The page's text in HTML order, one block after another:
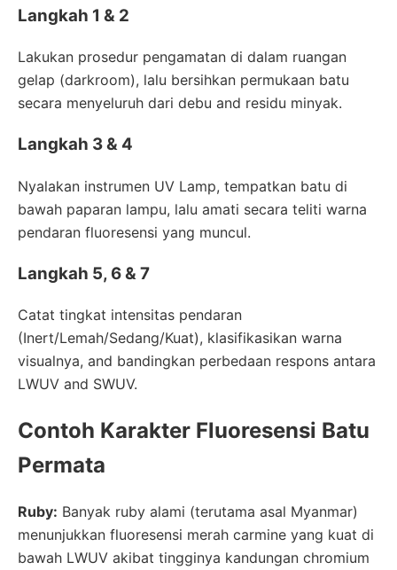
Langkah 1 & 2
Lakukan prosedur pengamatan di dalam ruangan
gelap (darkroom), lalu bersihkan permukaan batu
secara menyeluruh dari debu and residu minyak.
Langkah 3 & 4
Nyalakan instrumen UV Lamp, tempatkan batu di
bawah paparan lampu, lalu amati secara teliti warna
pendaran fluoresensi yang muncul.
Langkah 5, 6 & 7
Catat tingkat intensitas pendaran
(Inert/Lemah/Sedang/Kuat), klasifikasikan warna
visualnya, and bandingkan perbedaan respons antara
LWUV and SWUV.
Contoh Karakter Fluoresensi Batu
Permata
Ruby: Banyak ruby alami (terutama asal Myanmar)
menunjukkan fluoresensi merah carmine yang kuat di
bawah LWUV akibat tingginya kandungan chromium